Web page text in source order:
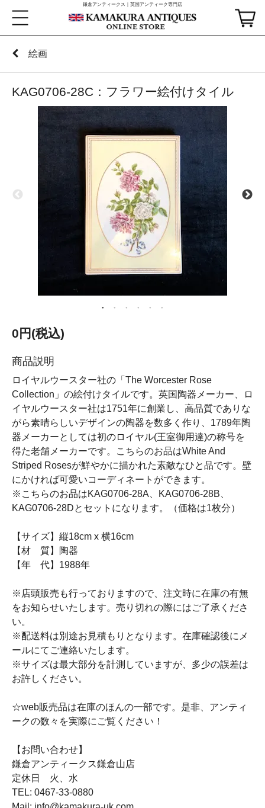
鎌倉アンティークス｜英国アンティーク専門店
絵画
KAG0706-28C：フラワー絵付けタイル
0円(税込)
商品説明
ロイヤルウースター社の「The Worcester Rose
Collection」の絵付けタイルです。英国陶器メーカー、ロ
イヤルウースター社は1751年に創業し、高品質でありな
がら素晴らしいデザインの陶器を数多く作り、1789年陶
器メーカーとしては初のロイヤル(王室御用達)の称号を
得た老舗メーカーです。こちらのお品はWhite And
Striped Rosesが鮮やかに描かれた素敵なひと品です。壁
にかければ可愛いコーディネートができます。
※こちらのお品はKAG0706-28A、KAG0706-28B、
KAG0706-28Dとセットになります。（価格は1枚分）
【サイズ】縦18cm x 横16cm
【材 質】陶器
【年 代】1988年
※店頭販売も行っておりますので、注文時に在庫の有無
をお知らせいたします。売り切れの際にはご了承くださ
い。
※配送料は別途お見積もりとなります。在庫確認後にメ
ールにてご連絡いたします。
※サイズは最大部分を計測していますが、多少の誤差は
お許しください。
☆web販売品は在庫のほんの一部です。是非、アンティ
ークの数々を実際にご覧ください！
【お問い合わせ】
鎌倉アンティークス鎌倉山店
定休日 火、水
TEL: 0467-33-0880